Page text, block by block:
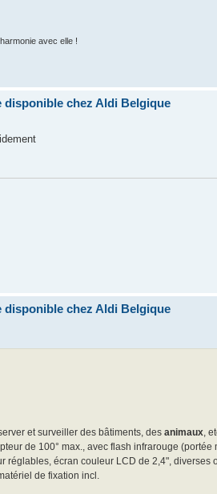
avec elle !
disponible chez Aldi Belgique
disponible chez Aldi Belgique
et surveiller des bâtiments, des animaux,
de 100° max., avec flash infrarouge
réglables, écran couleur LCD de 2,4",
de fixation incl.